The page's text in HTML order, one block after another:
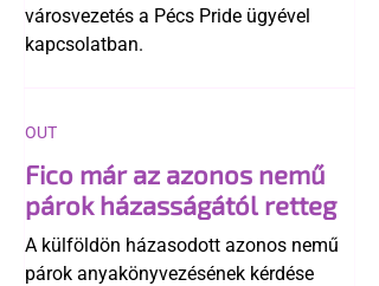
városvezetés a Pécs Pride ügyével
kapcsolatban.
Fico már az azonos nemű
párok házasságától retteg
A külföldön házasodott azonos nemű
párok anyakönyvezésének kérdése
OUT